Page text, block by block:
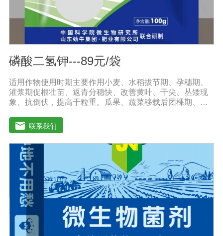
磷酸二氢钾---89元/袋
适用作物使用时期主要作用小麦、水稻拔节期、孕穗期、
灌浆期促根壮苗、返青分穗快、改善黄叶、干尖、丛矮现
象、抗倒伏，提高干粒重。瓜果、蔬菜移载后团棵期、开
化，改善品质，增产增收，提高商品率。花生、大豆、芝
麻苗期、盛花期、膨果期黄叶变绿、花多荚多，抗重茬，
防水渍。果树类(苹果、葡萄、香蕉、柑橘、梨等)花前20
天、生长期、膨大期促进花芽分化，保花保果、着色好，
果型美观，增加果实甜度，膨大早熟，提高商品性。玉米
4-5叶期、抽穗扬花期灌浆期植株粗壮，抗旱抗倒，提高籽
粒重，减少秃顶穗，预防粗缩病，解除除草剂药害。烟草
苗期、移栽期、展叶期促苗壮苗、叶片增大增厚，提高品
质，提早成熟，增产显著。棉花移栽后定苗期、现蕾期、
结铃期防落花落蕾落铃、提高单株结铃率。减少烂根、黑
根、烂铃、僵褪等不良现象，防早衰。使用方法与使用
量:1、喷施:本品稀释800-1000倍液，叶片正反面均匀喷
联系我们